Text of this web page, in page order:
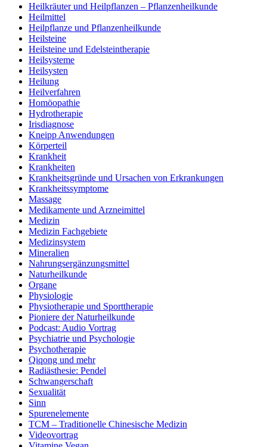
Heilkräuter und Heilpflanzen – Pflanzenheilkunde
Heilmittel
Heilpflanze und Pflanzenheilkunde
Heilsteine
Heilsteine und Edelsteintherapie
Heilsysteme
Heilsysten
Heilung
Heilverfahren
Homöopathie
Hydrotherapie
Irisdiagnose
Kneipp Anwendungen
Körperteil
Krankheit
Krankheiten
Krankheitsgründe und Ursachen von Erkrankungen
Krankheitssymptome
Massage
Medikamente und Arzneimittel
Medizin
Medizin Fachgebiete
Medizinsystem
Mineralien
Nahrungsergänzungsmittel
Naturheilkunde
Organe
Physiologie
Physiotherapie und Sporttherapie
Pioniere der Naturheilkunde
Podcast: Audio Vortrag
Psychiatrie und Psychologie
Psychotherapie
Qiqong und mehr
Radiästhesie: Pendel
Schwangerschaft
Sexualität
Sinn
Spurenelemente
TCM – Traditionelle Chinesische Medizin
Videovortrag